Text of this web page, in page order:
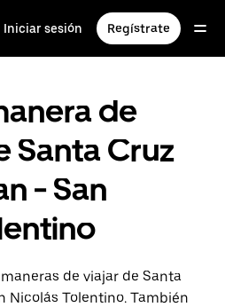
Iniciar sesión Regístrate
de
Santa Cruz
- San
de viajar de Santa
Nicolás Tolentino. También